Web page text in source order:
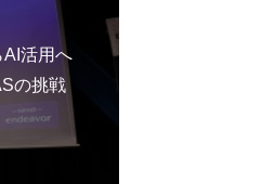
AI活用へ
の挑戦